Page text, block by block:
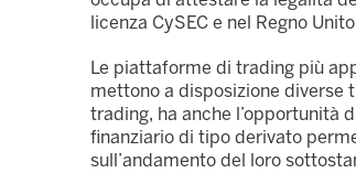
licenza CySEC e nel Regno
Le piattaforme di trading più
mettono a disposizione diverse
trading, ha anche l’opportunità
finanziario di tipo derivato
sull’andamento del loro